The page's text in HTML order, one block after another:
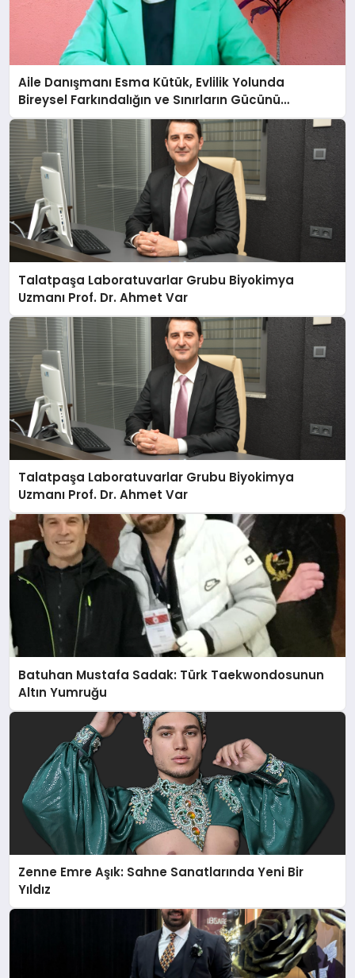
Aile Danışmanı Esma Kütük, Evlilik Yolunda
Bireysel Farkındalığın ve Sınırların Gücünü
Anlatıyor
Talatpaşa Laboratuvarlar Grubu Biyokimya
Uzmanı Prof. Dr. Ahmet Var
Talatpaşa Laboratuvarlar Grubu Biyokimya
Uzmanı Prof. Dr. Ahmet Var
Batuhan Mustafa Sadak: Türk Taekwondosunun
Altın Yumruğu
Zenne Emre Aşık: Sahne Sanatlarında Yeni Bir
Yıldız